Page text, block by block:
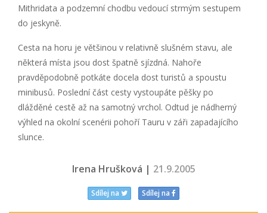
Mithridata a podzemní chodbu vedoucí strmým sestupem
do jeskyně.
Cesta na horu je většinou v relativně slušném stavu, ale
některá místa jsou dost špatně sjízdná. Nahoře
pravděpodobně potkáte docela dost turistů a spoustu
minibusů. Poslední část cesty vystoupáte pěšky po
dlážděné cestě až na samotný vrchol. Odtud je nádherný
výhled na okolní scenérii pohoří Tauru v záři zapadajícího
slunce.
Irena Hrušková | 21.9.2005
Sdílej na Sdílej na